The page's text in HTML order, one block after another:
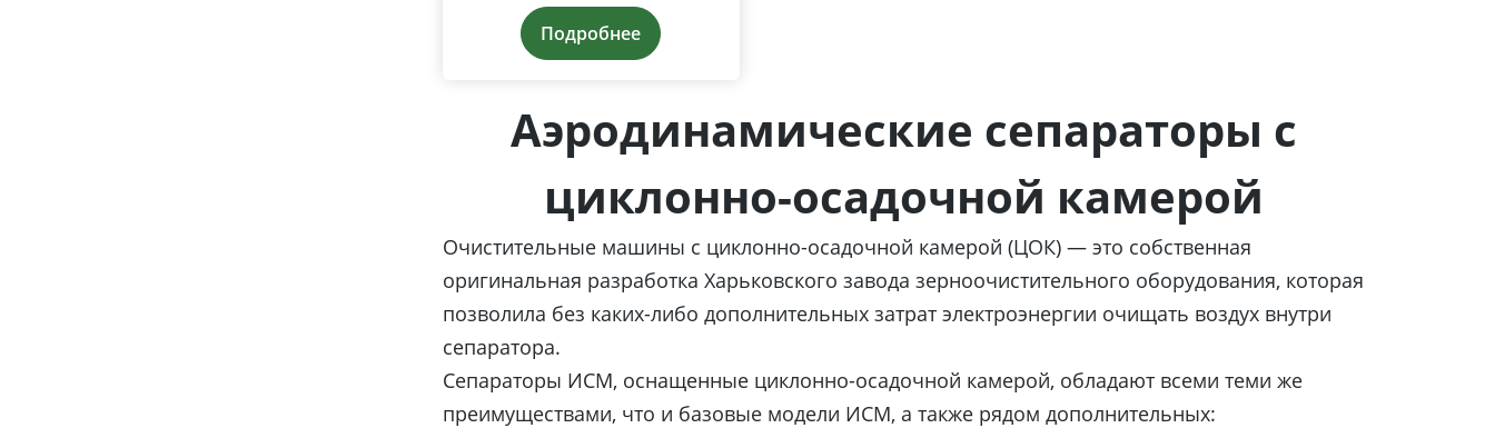
Подробнее
Аэродинамические сепараторы с
циклонно-осадочной камерой
Очистительные машины с циклонно-осадочной камерой (ЦОК) — это собственная
оригинальная разработка Харьковского завода зерноочистительного оборудования, которая
позволила без каких-либо дополнительных затрат электроэнергии очищать воздух внутри
сепаратора.
Сепараторы ИСМ, оснащенные циклонно-осадочной камерой, обладают всеми теми же
преимуществами, что и базовые модели ИСМ, а также рядом дополнительных: